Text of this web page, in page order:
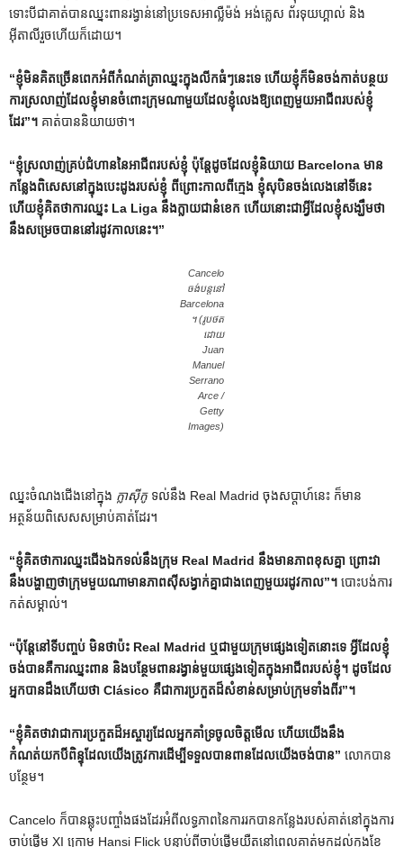
ទោះបីជាគាត់បានឈ្នះពានរង្វាន់នៅប្រទេសអាល្លឺម៉ង់ អង់គ្លេស ព័រទុយហ្គាល់ និង
អ៊ីតាលីរួចហើយក៏ដោយ។
“ខ្ញុំ​មិន​គិត​ច្រើន​ពេក​អំពី​កំណត់ត្រា​ឈ្នះ​ក្នុង​លីក​ធំៗ​នេះ​ទេ ហើយ​ខ្ញុំ​ក៏​មិន​ចង់​កាត់​បន្ថយ​
ការ​ស្រលាញ់​ដែល​ខ្ញុំ​មាន​ចំពោះ​ក្រុម​ណា​មួយ​ដែល​ខ្ញុំ​លេង​ឱ្យ​ពេញ​មួយ​អាជីព​របស់​ខ្ញុំ​
ដែរ”។ គាត់បាននិយាយថា។
“ខ្ញុំស្រលាញ់គ្រប់ជំហាននៃអាជីពរបស់ខ្ញុំ ប៉ុន្តែដូចដែលខ្ញុំនិយាយ Barcelona មាន
កន្លែងពិសេសនៅក្នុងបេះដូងរបស់ខ្ញុំ ពីព្រោះកាលពីក្មេង ខ្ញុំសុបិនចង់លេងនៅទីនេះ
ហើយខ្ញុំគិតថាការឈ្នះ La Liga នឹងក្លាយជានំខេក ហើយនោះជាអ្វីដែលខ្ញុំសង្ឃឹមថា
នឹងសម្រេចបាននៅរដូវកាលនេះ។”
Cancelo
ចង់បន្តនៅ
Barcelona
។ (រូបថត
ដោយ
Juan
Manuel
Serrano
Arce /
Getty
Images)
ឈ្នះចំណងជើងនៅក្នុង ក្លាស៊ីកូទល់នឹង Real Madrid ចុងសប្តាហ៍នេះ ក៏មាន
អត្ថន័យពិសេសសម្រាប់គាត់ដែរ។
“ខ្ញុំគិតថាការឈ្នះជើងឯកទល់នឹងក្រុម Real Madrid នឹងមានភាពខុសគ្នា ព្រោះវា
នឹងបង្ហាញថាក្រុមមួយណាមានភាពស៊ីសង្វាក់គ្នាជាងពេញមួយរដូវកាល”។ បោះបង់​ការ​
កត់​សម្គាល់។
“ប៉ុន្តែនៅទីបញ្ចប់ មិនថាប៉ះ Real Madrid ឬជាមួយក្រុមផ្សេងទៀតនោះទេ អ្វីដែលខ្ញុំ
ចង់បានគឺការឈ្នះពាន និងបន្ថែមពានរង្វាន់មួយផ្សេងទៀតក្នុងអាជីពរបស់ខ្ញុំ។ ដូចដែល
អ្នកបានដឹងហើយថា Clásico គឺជាការប្រកួតដ៏សំខាន់សម្រាប់ក្រុមទាំងពីរ”។
“ខ្ញុំគិតថាវាជាការប្រកួតដ៏អស្ចារ្យដែលអ្នកគាំទ្រចូលចិត្តមើល ហើយយើងនឹង
កំណត់យកបីពិន្ទុដែលយើងត្រូវការដើម្បីទទួលបានពានដែលយើងចង់បាន” លោកបាន
បន្ថែម។
Cancelo ក៏បានឆ្លុះបញ្ចាំងផងដែរអំពីលទ្ធភាពនៃការរកបានកន្លែងរបស់គាត់នៅក្នុងការ
ចាប់ផ្តើម XI ក្រោម Hansi Flick បន្ទាប់ពីចាប់ផ្តើមយឺតនៅពេលគាត់មកដល់ក្នុងខែ